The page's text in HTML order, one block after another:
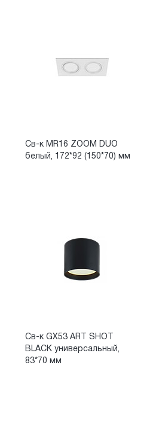
Св-к MR16 ZOOM DUO
белый, 172*92 (150*70) мм
Св-к GX53 ART SHOT
BLACK универсальный,
83*70 мм